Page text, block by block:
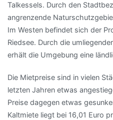
Talkessels. Durch den
angrenzende
Im Westen befindet sich der
Riedsee. Durch die
erhält die Umgebung eine
Die Mietpreise sind in vielen
letzten Jahren etwas
Preise dagegen etwas
Kaltmiete liegt bei 16,01 Euro